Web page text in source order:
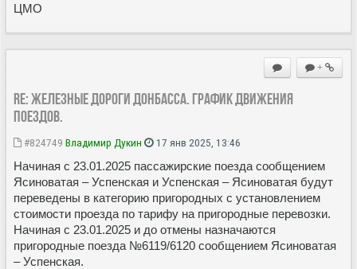
ЦМО
+
Re: Железные дороги Донбасса. График движения
поездов.
#824749 Владимир Дукин 17 янв 2025, 13:46
Начиная с 23.01.2025 пассажирские поезда сообщением
Ясиноватая – Успенская и Успенская – Ясиноватая будут
переведены в категорию пригородных с установлением
стоимости проезда по тарифу на пригородные перевозки.
Начиная с 23.01.2025 и до отмены назначаются
пригородные поезда №6119/6120 сообщением Ясиноватая
– Успенская.